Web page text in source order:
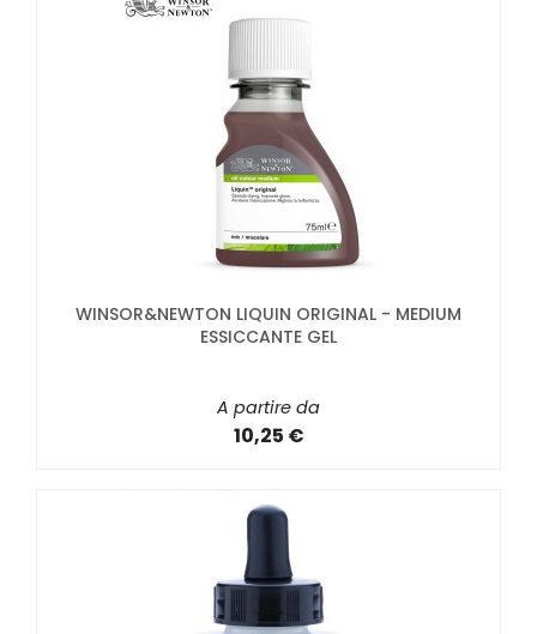
WINSOR&NEWTON LIQUIN ORIGINAL - MEDIUM
ESSICCANTE GEL
A partire da
10,25 €